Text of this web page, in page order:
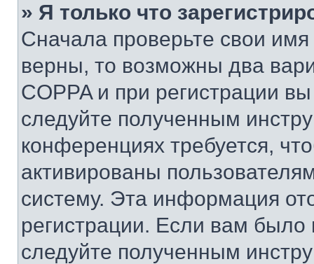
» Я только что
Сначала проверьте свои
верны, то возможны два
COPPA и при регистрации
следуйте полученным
конференциях требуется,
активированы
систему. Эта информация
регистрации. Если вам
следуйте полученным